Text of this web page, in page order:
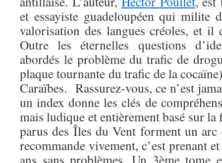
et essayiste guadeloupéen qui milite
valorisation des langues créoles, et il
Outre les éternelles questions
abordés le problème du trafic de
plaque tournante du trafic de la
Caraïbes. Rassurez-vous, ce n’est
un index donne les clés de
mais ludique et entièrement basé sur
parus des Îles du Vent forment un
recommande vivement, c’est prenant
ans sans problèmes. Un 3ème tome